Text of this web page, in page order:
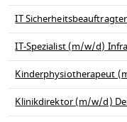
IT
IT-Spezialist (m/w/d)
Kinderphysiotherapeut
Klinikdirektor (m/w/d)